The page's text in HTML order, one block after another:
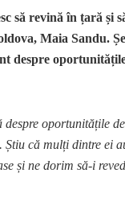
revină în țară și
Maia Sandu.
despre
oportunitățile
că mulți dintre ei
și ne dorim să-i